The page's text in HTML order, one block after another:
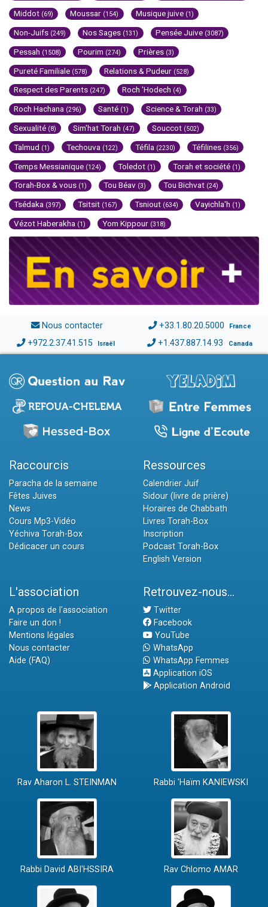
Middot (69) Moussar (154) Musique juive (1)
Non-Juifs (249) Nos Sages (131) Pensée Juive (3087)
Pessah (1508) Pourim (274) Prières (3)
Pureté Familiale (578) Relations & Pudeur (528)
Respect des Parents (247) Roch 'Hodech (4)
Roch Hachana (296) Santé (1) Science & Torah (33)
Sexualité (8) Sim'hat Torah (47) Souccot (502)
Talmud (1) Techouva (122) Téfila (2230) Téfilines (356)
Temps Messianique (124) Toledot (1) Torah et société (1)
Torah-Box & vous (1) Tou Béav (3) Tou Bichvat (24)
Tsédaka (397) Tsitsit (167) Tsniout (634) Vayichla'h (1)
Vézot Haberakha (1) Yom Kippour (318)
Nous contacter +33.1.80.20.5000 France
+972.2.37.41.515 Israël +1.437.887.14.93 Canada
Raccourcis
Paracha de la semaine
Fêtes Juives
News
Cours Mp3-Vidéo
Yéchiva Torah-Box
Dédicacer un cours
Ressources
Calendrier Juif
Sidour (livre de prière)
Horaires de Chabbath
Livres Torah-Box
Inscription
Podcast Torah-Box
English Version
L'association
A propos de l'association
Faire un don !
Mentions légales
Nous contacter
Aide (FAQ)
Retrouvez-nous...
Twitter
Facebook
YouTube
WhatsApp
WhatsApp Femmes
Application iOS
Application Android
Rav Aharon L. STEINMAN Rabbi 'Haïm KANIEWSKI
Rabbi David ABI'HSSIRA Rav Chlomo AMAR